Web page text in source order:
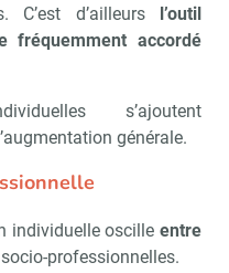
C’est d’ailleursl’outil
fréquemment accordé
s’ajoutent
générale.
individuelle oscille entre
professionnelles.